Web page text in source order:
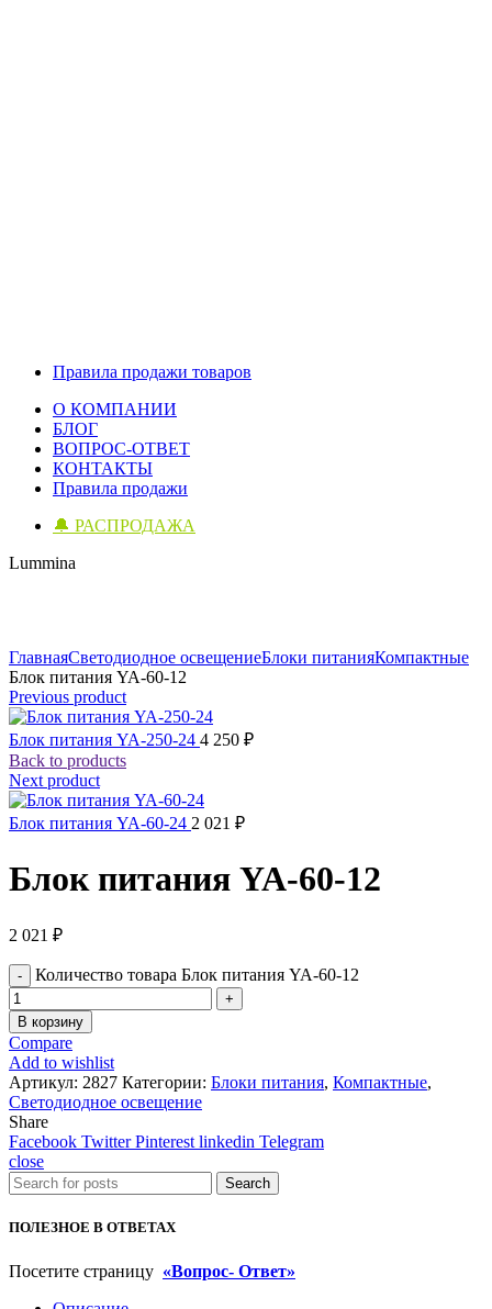
Правила продажи товаров
О КОМПАНИИ
БЛОГ
ВОПРОС-ОТВЕТ
КОНТАКТЫ
Правила продажи
🔔 РАСПРОДАЖА
Lummina
ГлавнаяСветодиодное освещениеБлоки питанияКомпактные
Блок питания YA-60-12
Previous product
Блок питания YA-250-24 4 250 ₽
Back to products
Next product
Блок питания YA-60-24 2 021 ₽
Блок питания YA-60-12
2 021 ₽
Количество товара Блок питания YA-60-12
В корзину
Compare
Add to wishlist
Артикул: 2827 Категории: Блоки питания, Компактные,
Светодиодное освещение
Share
Facebook Twitter Pinterest linkedin Telegram
close
Search
ПОЛЕЗНОЕ В ОТВЕТАХ
Посетите страницу «Вопрос- Ответ»